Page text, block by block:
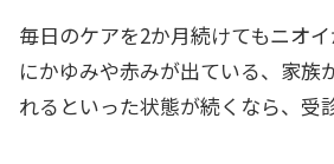
毎日のケアを2か月続けてもニオ
にかゆみや赤みが出ている、家族
れるといった状態が続くなら、受